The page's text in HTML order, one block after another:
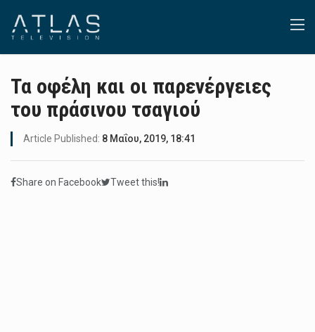
Τα οφέλη και οι παρενέργειες
του πράσινου τσαγιού
Article Published: 8 Μαΐου, 2019, 18:41
Share on Facebook Tweet this!